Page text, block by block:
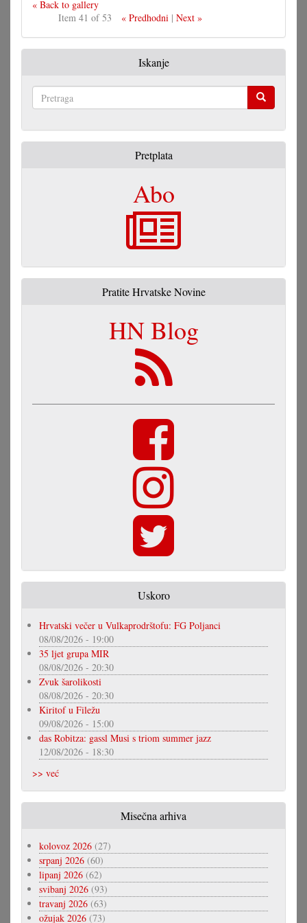
« Back to gallery
Item 41 of 53
« Predhodni| Next »
Iskanje
Pretplata
Abo
Pratite Hrvatske Novine
HN Blog
Uskoro
Hrvatski večer u Vulkaprodrštofu: FG Poljanci
08/08/2026 - 19:00
35 ljet grupa MIR
08/08/2026 - 20:30
Zvuk šarolikosti
08/08/2026 - 20:30
Kiritof u Filežu
09/08/2026 - 15:00
das Robitza: gassl Musi s triom summer jazz
12/08/2026 - 18:30
>> već
Misečna arhiva
kolovoz 2026 (27)
srpanj 2026 (60)
lipanj 2026 (62)
svibanj 2026 (93)
travanj 2026 (63)
ožujak 2026 (73)